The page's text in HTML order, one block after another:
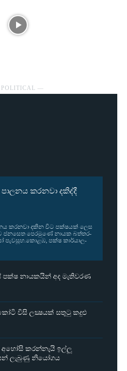
―
කරනවා දකිද්දී
කර­නවා දකින විට පක්ෂ­යක් ලෙස
ජන­සෙත පෙර­මුණේ නායක බත්ත­ර­
පැව­සූහ.කොළඹ, පක්ෂ කාර්යා­ල­
නායකයින් අද මැතිවරණ
විසි ලක්‍ෂයක් සතුටු කදුළු
අහෝසි කරන්නැයි ඉල්ලූ
ලැබුණු නියෝගය